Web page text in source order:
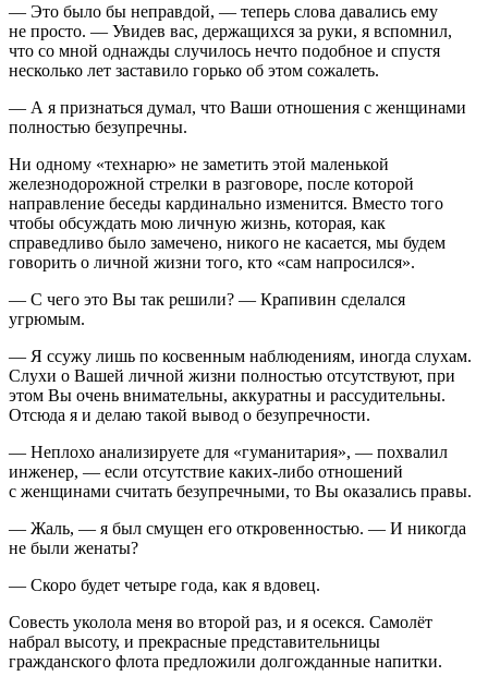
— Это было бы неправдой, — теперь слова давались ему
не просто. — Увидев вас, держащихся за руки, я вспомнил,
что со мной однажды случилось нечто подобное и спустя
несколько лет заставило горько об этом сожалеть.
— А я признаться думал, что Ваши отношения с женщинами
полностью безупречны.
Ни одному «технарю» не заметить этой маленькой
железнодорожной стрелки в разговоре, после которой
направление беседы кардинально изменится. Вместо того
чтобы обсуждать мою личную жизнь, которая, как
справедливо было замечено, никого не касается, мы будем
говорить о личной жизни того, кто «сам напросился».
— С чего это Вы так решили? — Крапивин сделался
угрюмым.
— Я ссужу лишь по косвенным наблюдениям, иногда слухам.
Слухи о Вашей личной жизни полностью отсутствуют, при
этом Вы очень внимательны, аккуратны и рассудительны.
Отсюда я и делаю такой вывод о безупречности.
— Неплохо анализируете для «гуманитария», — похвалил
инженер, — если отсутствие каких-либо отношений
с женщинами считать безупречными, то Вы оказались правы.
— Жаль, — я был смущен его откровенностью. — И никогда
не были женаты?
— Скоро будет четыре года, как я вдовец.
Совесть уколола меня во второй раз, и я осекся. Самолёт
набрал высоту, и прекрасные представительницы
гражданского флота предложили долгожданные напитки.